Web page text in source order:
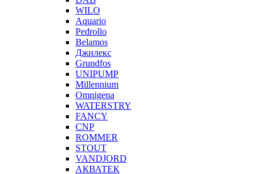
WILO
Aquario
Pedrollo
Belamos
Джилекс
Grundfos
UNIPUMP
Millennium
Omnigena
WATERSTRY
FANCY
CNP
ROMMER
STOUT
VANDJORD
АКВАТЕК